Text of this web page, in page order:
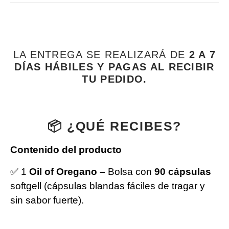
LA ENTREGA SE REALIZARÁ DE 2 A 7
DÍAS HÁBILES Y PAGAS AL RECIBIR
TU PEDIDO.
📦 ¿QUÉ RECIBES?
Contenido del producto
✅ 1 Oil of Oregano – Bolsa con 90 cápsulas
softgell (cápsulas blandas fáciles de tragar y
sin sabor fuerte).